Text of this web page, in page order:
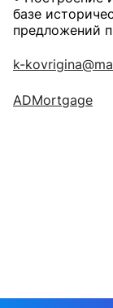
базе
предложений
k-
ADMortgage